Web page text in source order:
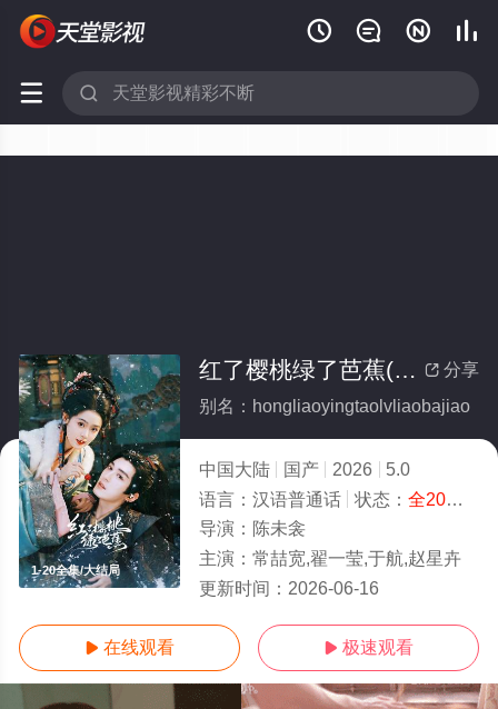
   
 
1-20全集/大结局
 分享
红了樱桃绿了芭蕉(全集)
别名：hongliaoyingtaolvliaobajiao
中国大陆 国产 2026
5.0
语言： 汉语普通话 状态： 全20集
导演： 陈未衾
主演： 常喆宽,翟一莹,于航,赵星卉
更新时间： 2026-06-16
 在线观看  极速观看